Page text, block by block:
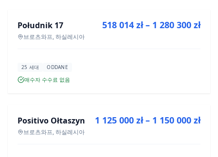
신규 분양
Południk 17
브로츠와프, 하실레시아
518 014 zł – 1 280 300 zł
25 세대 ODDANE
매수자 수수료 없음
신규 분양
Positivo Ołtaszyn
브로츠와프, 하실레시아
1 125 000 zł – 1 150 000 zł